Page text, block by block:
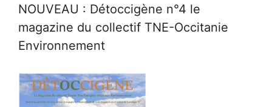
NOUVEAU : Détoccigène n°4 le
magazine du collectif TNE-Occitanie
Environnement